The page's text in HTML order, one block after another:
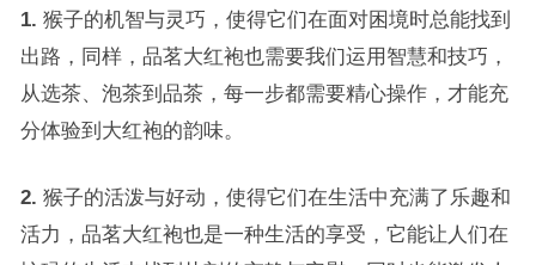
1. 猴子的机智与灵巧，使得它们在面对困境时总能找到
出路，同样，品茗大红袍也需要我们运用智慧和技巧，
从选茶、泡茶到品茶，每一步都需要精心操作，才能充
分体验到大红袍的韵味。
2. 猴子的活泼与好动，使得它们在生活中充满了乐趣和
活力，品茗大红袍也是一种生活的享受，它能让人们在